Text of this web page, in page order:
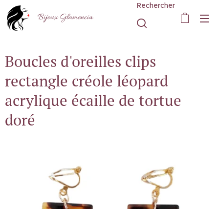
Bijoux Glamencia
Rechercher
Boucles d'oreilles clips
rectangle créole léopard
acrylique écaille de tortue
doré